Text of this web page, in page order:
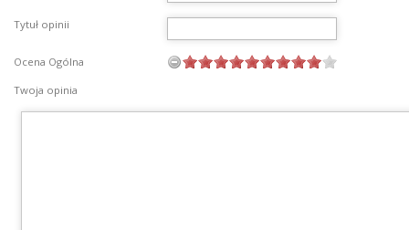
Tytuł opinii
Ocena Ogólna
Twoja opinia